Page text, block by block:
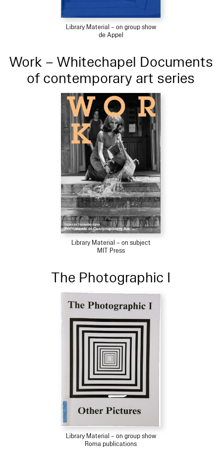
Library Material – on group show
de Appel
Work – Whitechapel Documents
of contemporary art series
Library Material – on subject
MIT Press
The Photographic I
Library Material – on group show
Roma publications